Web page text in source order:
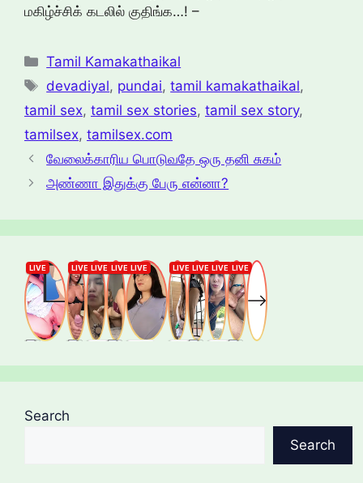
மகிழ்ச்சிக் கடலில் குதிங்க…! –
Categories
Tamil Kamakathaikal
Tags
devadiyal, pundai,tamil kamakathaikal,
tamil sex, tamil sex stories, tamil sex story,
tamilsex, tamilsex.com
வேலைக்காரிய பொடுவதே ஒரு தனி சுகம்
அண்ணா இதுக்கு பேரு என்னா?
Search
Search